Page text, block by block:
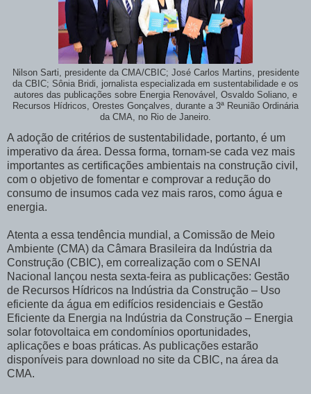
Nilson Sarti, presidente da CMA/CBIC; José Carlos Martins, presidente
da CBIC; Sônia Bridi, jornalista especializada em sustentabilidade e os
autores das publicações sobre Energia Renovável, Osvaldo Soliano, e
Recursos Hídricos, Orestes Gonçalves, durante a 3ª Reunião Ordinária
da CMA, no Rio de Janeiro.
A adoção de critérios de sustentabilidade, portanto, é um
imperativo da área. Dessa forma, tornam-se cada vez mais
importantes as certificações ambientais na construção civil,
com o objetivo de fomentar e comprovar a redução do
consumo de insumos cada vez mais raros, como água e
energia.
Atenta a essa tendência mundial, a Comissão de Meio
Ambiente (CMA) da Câmara Brasileira da Indústria da
Construção (CBIC), em correalização com o SENAI
Nacional lançou nesta sexta-feira as publicações: Gestão
de Recursos Hídricos na Indústria da Construção – Uso
eficiente da água em edifícios residenciais e Gestão
Eficiente da Energia na Indústria da Construção – Energia
solar fotovoltaica em condomínios oportunidades,
aplicações e boas práticas. As publicações estarão
disponíveis para download no site da CBIC, na área da
CMA.